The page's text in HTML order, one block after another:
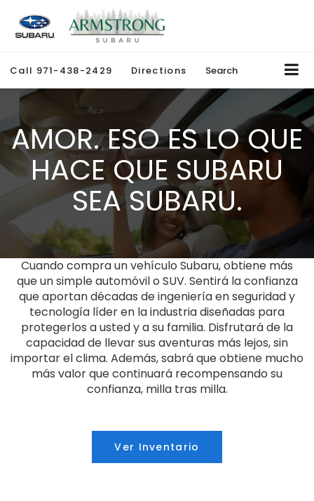
Call 971-438-2429 Directions Search
AMOR. ESO ES LO QUE
HACE QUE SUBARU
SEA SUBARU.
Cuando compra un vehículo Subaru, obtiene más
que un simple automóvil o SUV. Sentirá la confianza
que aportan décadas de ingeniería en seguridad y
tecnología líder en la industria diseñadas para
protegerlos a usted y a su familia. Disfrutará de la
capacidad de llevar sus aventuras más lejos, sin
importar el clima. Además, sabrá que obtiene mucho
más valor que continuará recompensando su
confianza, milla tras milla.
Ver Inventario